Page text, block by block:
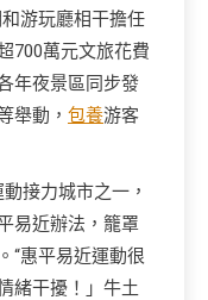
游玩廳相干擔任
700萬元文旅花費
年夜景區同步發
舉動， 包養游客
接力城市之一，
易近辦法，籠罩
“惠平易近運動很
緒干擾！」牛土